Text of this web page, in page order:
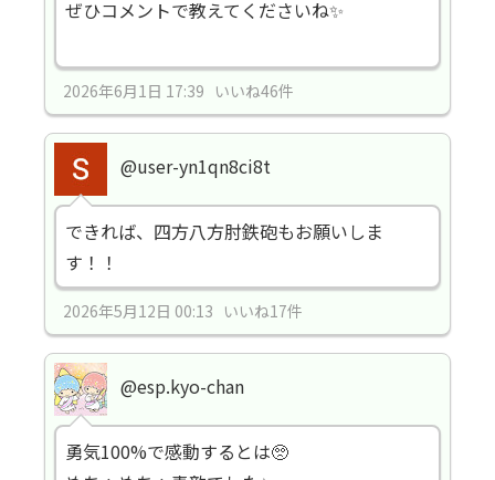
ぜひコメントで教えてくださいね✨
2026年6月1日 17:39 いいね46件
@user-yn1qn8ci8t
できれば、四方八方肘鉄砲もお願いしま
す！！
2026年5月12日 00:13 いいね17件
@esp.kyo-chan
勇気100%で感動するとは🥺